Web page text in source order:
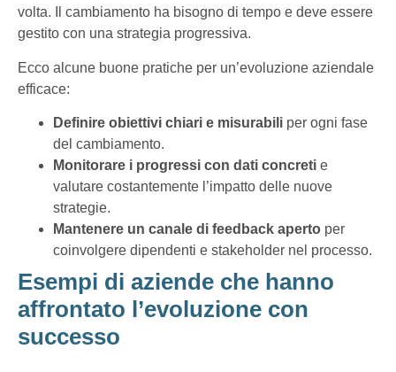
volta. Il cambiamento ha bisogno di tempo e deve essere
gestito con una strategia progressiva.
Ecco alcune buone pratiche per un’evoluzione aziendale
efficace:
Definire obiettivi chiari e misurabili per ogni fase
del cambiamento.
Monitorare i progressi con dati concreti e
valutare costantemente l’impatto delle nuove
strategie.
Mantenere un canale di feedback aperto per
coinvolgere dipendenti e stakeholder nel processo.
Esempi di aziende che hanno
affrontato l’evoluzione con
successo